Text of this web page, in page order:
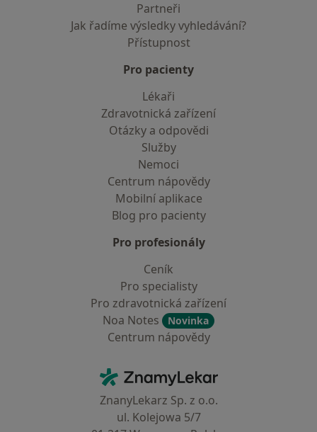
Partneři
Jak řadíme výsledky vyhledávání?
Přístupnost
Pro pacienty
Lékaři
Zdravotnická zařízení
Otázky a odpovědi
Služby
Nemoci
Centrum nápovědy
Mobilní aplikace
Blog pro pacienty
Pro profesionály
Ceník
Pro specialisty
Pro zdravotnická zařízení
Noa Notes
Novinka
Centrum nápovědy
ZnamyLekar - Hlavní stránka
ZnanyLekarz Sp. z o.o.
ul. Kolejowa 5/7